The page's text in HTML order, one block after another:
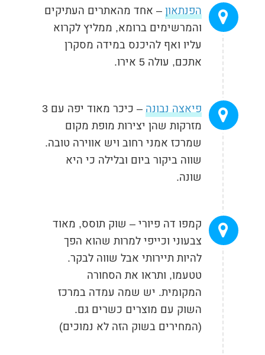
הפנתאון– אחד מהאתרים העתיקים
והמרשימים ברומא, ממליץ לקרוא
עליו ואף להיכנס במידה מסקרן
אתכם, עולה 5 אירו.
פיאצה נבונה
– כיכר מאוד יפה עם 3
מזרקות שהן יצירות מופת מקום
שמרכז אמני רחוב ויש אווירה טובה.
שווה ביקור ביום ובלילה כי היא
שונה.
קמפו דה פיורי – שוק תוסס, מאוד
צבעוני וכייפי למרות שהוא הפך
להיות תיירותי אבל שווה לבקר.
טטעמו, ותראו את הסחורה
המקומית. יש שמה עמדה במרכז
השוק עם מוצרים כשרים גם.
(המחירים בשוק הזה לא נמוכים)